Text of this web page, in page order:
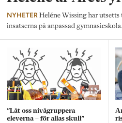
NYHETER Heléne Wissing har
insatserna på anpassad gymnasieskola.
”Låt oss nivågruppera
eleverna – för allas skull”